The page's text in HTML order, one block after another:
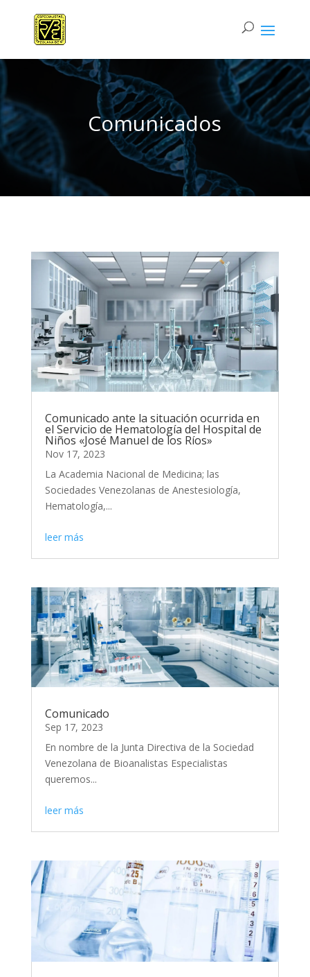
Comunicados
Comunicado ante la situación ocurrida en
el Servicio de Hematología del Hospital de
Niños «José Manuel de los Ríos»
Nov 17, 2023
La Academia Nacional de Medicina; las
Sociedades Venezolanas de Anestesiología,
Hematología,...
leer más
Comunicado
Sep 17, 2023
En nombre de la Junta Directiva de la Sociedad
Venezolana de Bioanalistas Especialistas
queremos...
leer más